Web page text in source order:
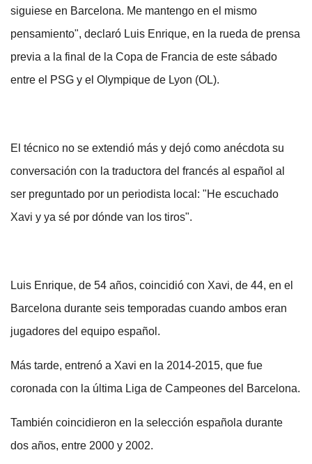
siguiese en Barcelona. Me mantengo en el mismo
pensamiento", declaró Luis Enrique, en la rueda de prensa
previa a la final de la Copa de Francia de este sábado
entre el PSG y el Olympique de Lyon (OL).
El técnico no se extendió más y dejó como anécdota su
conversación con la traductora del francés al español al
ser preguntado por un periodista local: "He escuchado
Xavi y ya sé por dónde van los tiros".
Luis Enrique, de 54 años, coincidió con Xavi, de 44, en el
Barcelona durante seis temporadas cuando ambos eran
jugadores del equipo español.
Más tarde, entrenó a Xavi en la 2014-2015, que fue
coronada con la última Liga de Campeones del Barcelona.
También coincidieron en la selección española durante
dos años, entre 2000 y 2002.